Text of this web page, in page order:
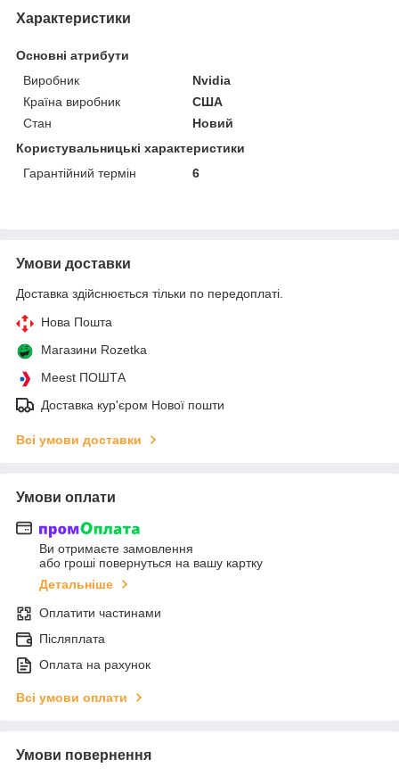
Характеристики
Основні атрибути
Виробник
Nvidia
Країна виробник
США
Стан
Новий
Користувальницькі характеристики
Гарантійний термін
6
Умови доставки
Доставка здійснюється тільки по передоплаті.
Нова Пошта
Магазини Rozetka
Meest ПОШТА
Доставка кур'єром Нової пошти
Всі умови доставки
Умови оплати
Ви отримаєте замовлення
або гроші повернуться на вашу картку
Детальніше
Оплатити частинами
Післяплата
Оплата на рахунок
Всі умови оплати
Умови повернення